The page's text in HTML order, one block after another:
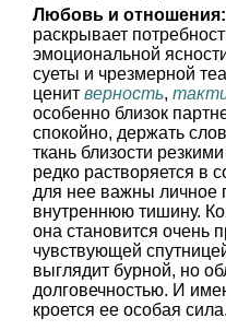
Любовь и отношения:
раскрывает
эмоциональной
суеты и чрезмерной
ценит верность,
особенно близок
спокойно, держать
ткань близости
редко растворяется в
для нее важны личное
внутреннюю тишину.
она становится очень
чувствующей
выглядит бурной, но
долговечностью. И
кроется ее особая сила.